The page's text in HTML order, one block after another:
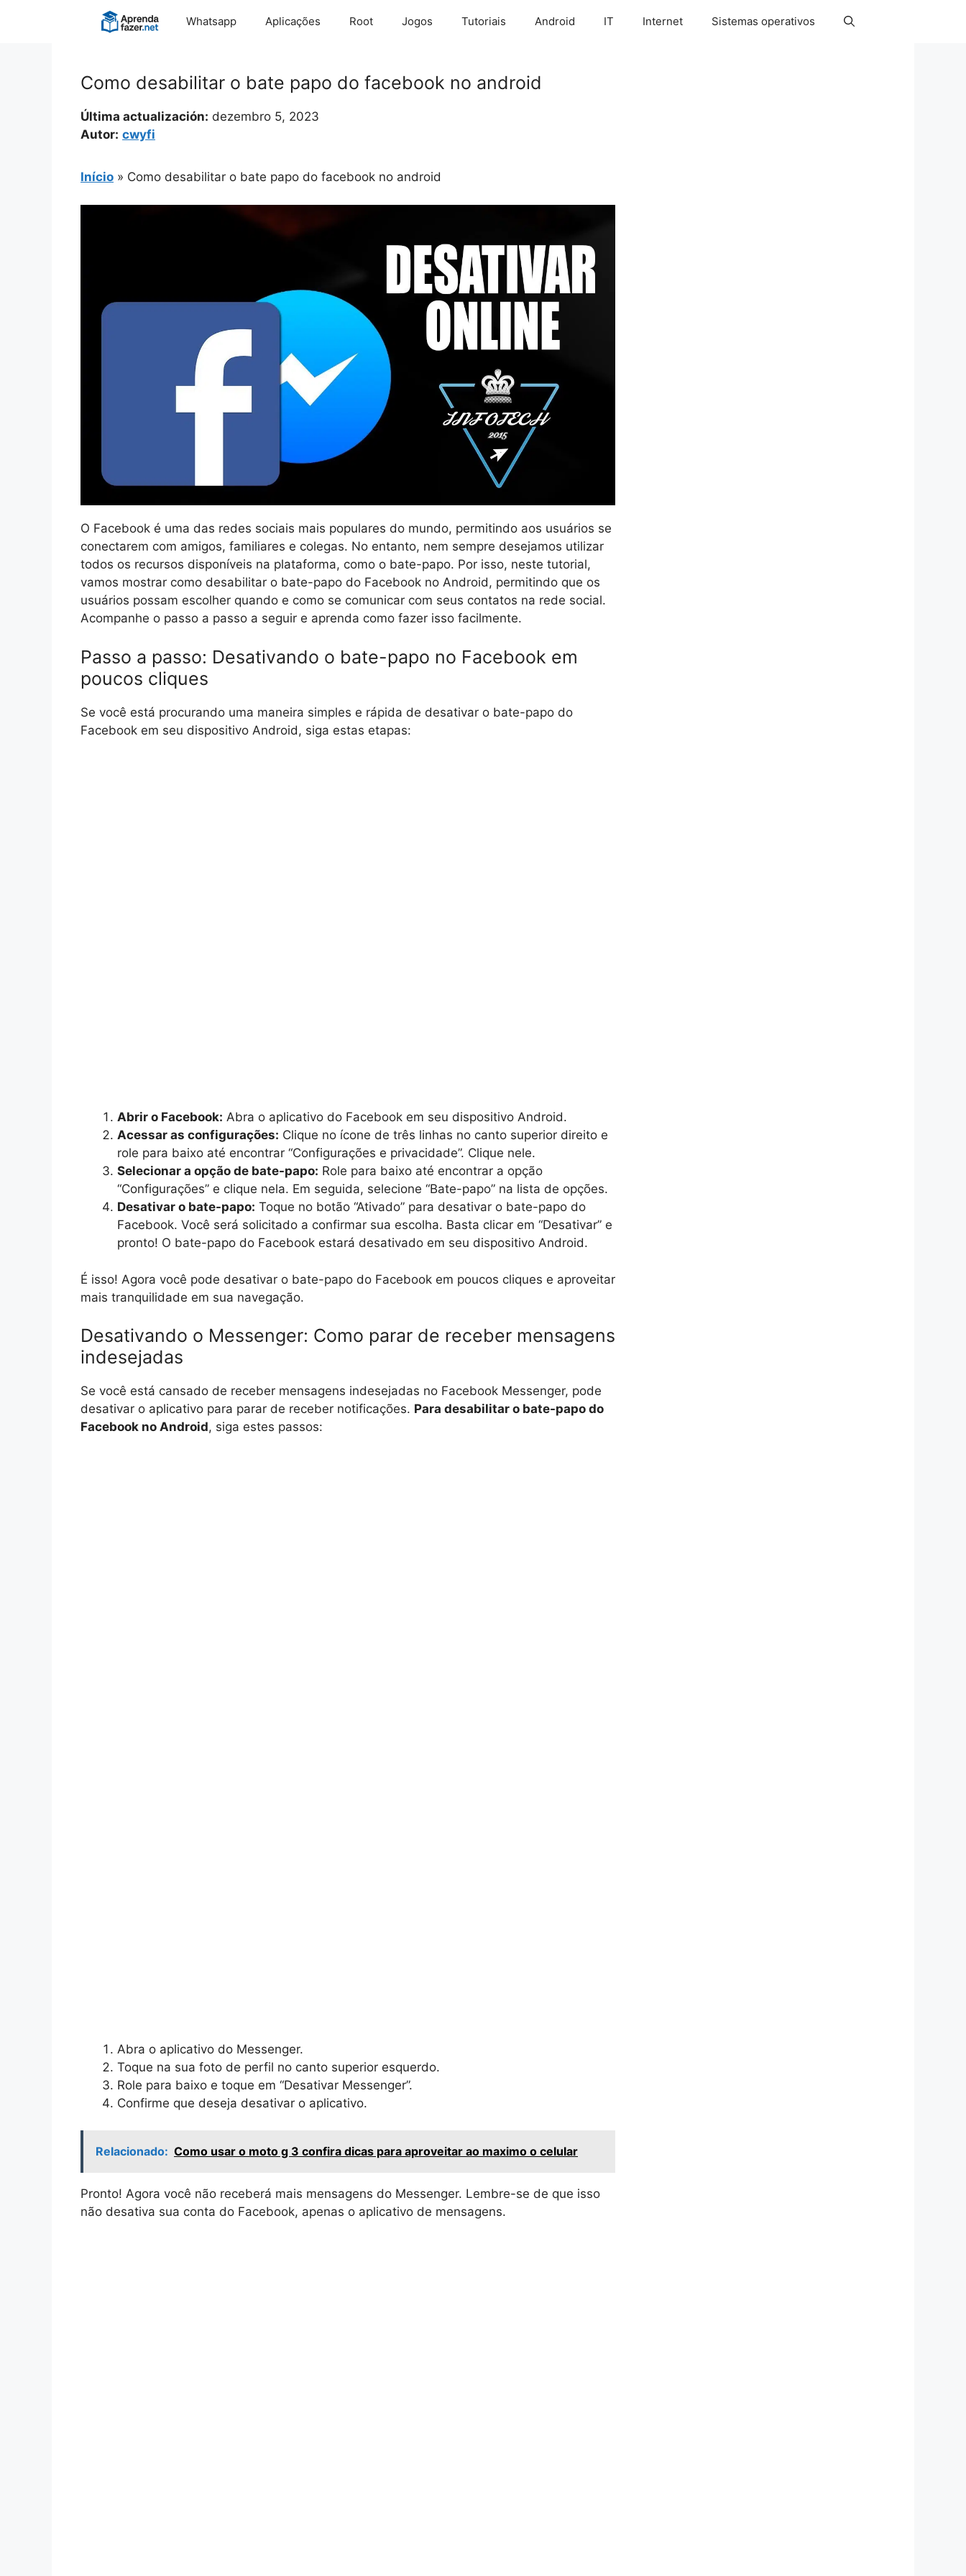
Whatsapp Aplicações Root Jogos Tutoriais Android IT Internet Sistemas operativos
Como desabilitar o bate papo do facebook no android
Última actualización: dezembro 5, 2023
Autor: cwyfi
Início » Como desabilitar o bate papo do facebook no android
O Facebook é uma das redes sociais mais populares do mundo, permitindo aos usuários se
conectarem com amigos, familiares e colegas. No entanto, nem sempre desejamos utilizar
todos os recursos disponíveis na plataforma, como o bate-papo. Por isso, neste tutorial,
vamos mostrar como desabilitar o bate-papo do Facebook no Android, permitindo que os
usuários possam escolher quando e como se comunicar com seus contatos na rede social.
Acompanhe o passo a passo a seguir e aprenda como fazer isso facilmente.
Passo a passo: Desativando o bate-papo no Facebook em
poucos cliques
Se você está procurando uma maneira simples e rápida de desativar o bate-papo do
Facebook em seu dispositivo Android, siga estas etapas:
Abrir o Facebook: Abra o aplicativo do Facebook em seu dispositivo Android.
Acessar as configurações: Clique no ícone de três linhas no canto superior direito e
role para baixo até encontrar “Configurações e privacidade”. Clique nele.
Selecionar a opção de bate-papo: Role para baixo até encontrar a opção
“Configurações” e clique nela. Em seguida, selecione “Bate-papo” na lista de opções.
Desativar o bate-papo: Toque no botão “Ativado” para desativar o bate-papo do
Facebook. Você será solicitado a confirmar sua escolha. Basta clicar em “Desativar” e
pronto! O bate-papo do Facebook estará desativado em seu dispositivo Android.
É isso! Agora você pode desativar o bate-papo do Facebook em poucos cliques e aproveitar
mais tranquilidade em sua navegação.
Desativando o Messenger: Como parar de receber mensagens
indesejadas
Se você está cansado de receber mensagens indesejadas no Facebook Messenger, pode
desativar o aplicativo para parar de receber notificações. Para desabilitar o bate-papo do
Facebook no Android, siga estes passos:
Abra o aplicativo do Messenger.
Toque na sua foto de perfil no canto superior esquerdo.
Role para baixo e toque em “Desativar Messenger”.
Confirme que deseja desativar o aplicativo.
Relacionado: Como usar o moto g 3 confira dicas para aproveitar ao maximo o celular
Pronto! Agora você não receberá mais mensagens do Messenger. Lembre-se de que isso
não desativa sua conta do Facebook, apenas o aplicativo de mensagens.